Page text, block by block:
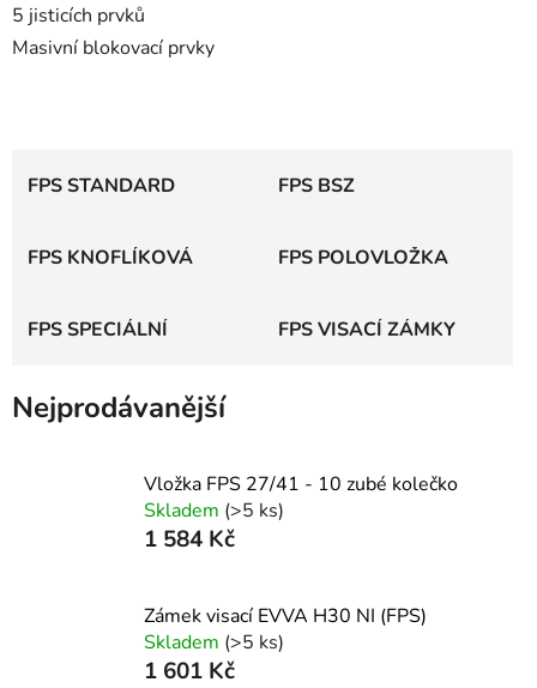
5 jisticích prvků
Masivní blokovací prvky
FPS STANDARD FPS BSZ
FPS KNOFLÍKOVÁ FPS POLOVLOŽKA
FPS SPECIÁLNÍ FPS VISACÍ ZÁMKY
Nejprodávanější
Vložka FPS 27/41 - 10 zubé kolečko
Skladem (>5 ks)
1 584 Kč
Zámek visací EVVA H30 NI (FPS)
Skladem (>5 ks)
1 601 Kč